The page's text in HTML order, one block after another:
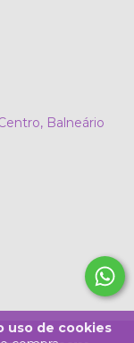
uso de cookies
Balneário